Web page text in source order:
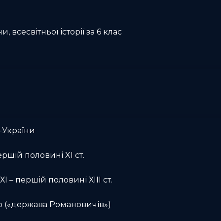
всесвітньої історії за 6 клас
половині XI ст.
– першій половині ХІІІ ст.
(«держава Романовичів»)